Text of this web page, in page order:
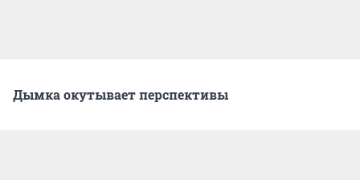
Дымка окутывает перспективы